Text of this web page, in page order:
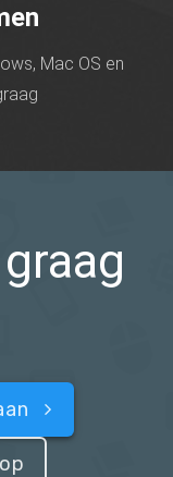
Mac OS en